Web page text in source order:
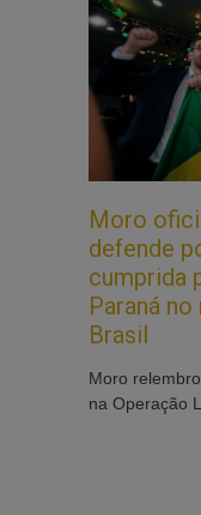
Moro
defende
cumprida
Paraná
Brasil
Moro
na Operação